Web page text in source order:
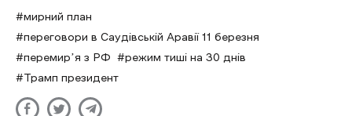
мирний план
переговори в Саудівській Аравії 11 березня
перемирʼя з РФ
режим тиші на 30 днів
Трамп президент